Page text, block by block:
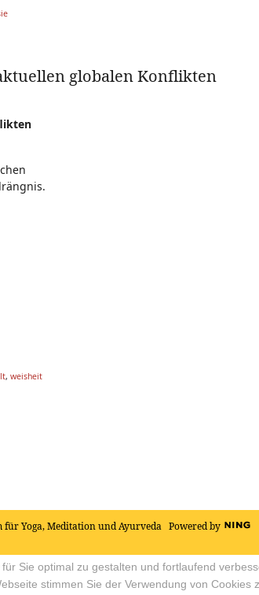
globalen Konflikten
, weisheit
für Yoga, Meditation und Ayurveda Powered by
Sie optimal zu gestalten und fortlaufend
stimmen Sie der Verwendung von Cookies